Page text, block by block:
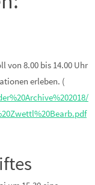
von 8.00 bis 14.00 Uhr
erleben. (